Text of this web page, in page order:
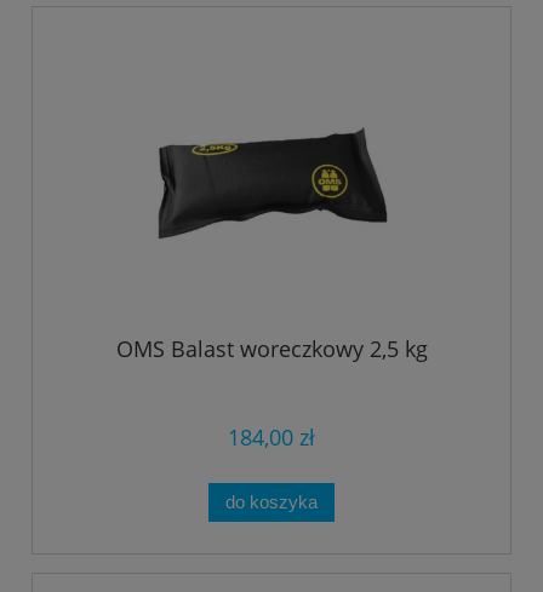
OMS Balast woreczkowy 2,5 kg
184,00 zł
do koszyka